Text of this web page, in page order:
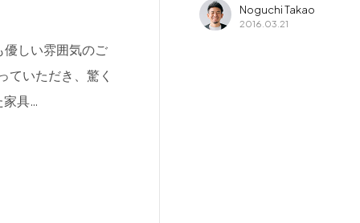
しい雰囲気のご
ていただき、驚く
家具…
Noguchi Takao
2016.03.21